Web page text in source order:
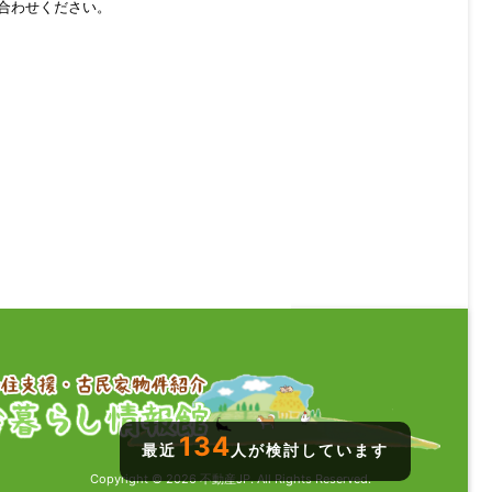
せください。
最近134人が検討しています
Copyright © 2026 不動産JP. All Rights Reserved.